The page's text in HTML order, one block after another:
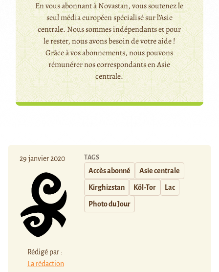
En vous abonnant à Novastan, vous soutenez le
seul média européen spécialisé sur l'Asie
centrale. Nous sommes indépendants et pour
le rester, nous avons besoin de votre aide !
Grâce à vos abonnements, nous pouvons
rémunérer nos correspondants en Asie
centrale.
29 janvier 2020
Rédigé par :
La rédaction
TAGS
Accès abonné Asie centrale
Kirghizstan Köl-Tor Lac
Photo du Jour